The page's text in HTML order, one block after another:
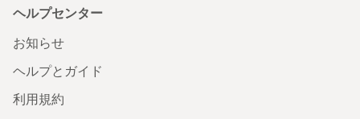
ヘルプセンター
お知らせ
ヘルプとガイド
利用規約